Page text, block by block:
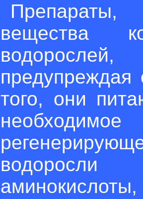
вещества
предупреждая
того, они